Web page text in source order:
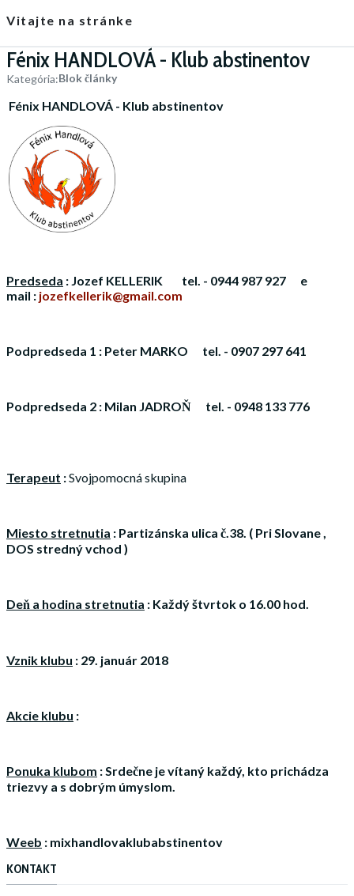
Vitajte na stránke
Fénix HANDLOVÁ - Klub abstinentov
Kategória:Blok články
Fénix HANDLOVÁ - Klub abstinentov
Predseda : Jozef KELLERIK tel. - 0944 987 927 e
mail : jozefkellerik@gmail.com
Podpredseda 1 : Peter MARKO tel. - 0907 297 641
Podpredseda 2 : Milan JADROŇ tel. - 0948 133 776
Terapeut :Svojpomocná skupina
Miesto stretnutia : Partizánska ulica č.38. ( Pri Slovane ,
DOS stredný vchod )
Deň a hodina stretnutia : Každý štvrtok o 16.00 hod.
Vznik klubu : 29. január 2018
Akcie klubu :
Ponuka klubom :Srdečne je vítaný každý, kto prichádza
triezvy a s dobrým úmyslom.
Weeb : mixhandlovaklubabstinentov
KONTAKT